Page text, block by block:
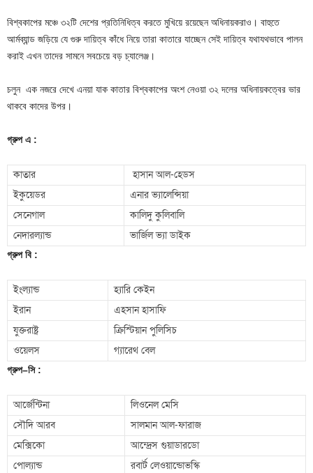
বিশ্বকাপের মঞ্চে ৩২টি দেশের প্রতিনিধিত্ব করতে মুখিয়ে রয়েছেন অধিনায়করাও। বাহুতে
আর্মব্যান্ড জড়িয়ে যে গুরু দায়িত্ব কাঁধে নিয়ে তারা কাতারে যাচ্ছেন সেই দায়িত্ব যথাযথভাবে পালন
করাই এখন তাদের সামনে সবচেয়ে বড় চ্যালেঞ্জ।
চলুন এক নজরে দেখে এনয়া যাক কাতার বিশ্বকাপের অংশ নেওয়া ৩২ দলের অধিনায়কত্বের ভার
থাকবে কাদের উপর।
গ্রুপ এ :
কাতার
হাসান আল-হেডস
ইকুয়েডর
এনার ভ্যালেন্সিয়া
সেনেগাল
কালিদু কুলিবালি
নেদারল্যান্ড
ভার্জিল ভ্যা ডাইক
গ্রুপ বি :
ইংল্যান্ড
হ্যারি কেইন
ইরান
এহসান হাসাফি
যুক্তরাষ্ট্র
ক্রিস্টিয়ান পুলিসিচ
ওয়েলস
গ্যারেথ বেল
গ্রুপ–সি:
আর্জেন্টিনা
লিওনেল মেসি
সৌদি আরব
সালমান আল-ফারাজ
মেক্সিকো
আন্দ্রেস গুয়াডারডো
পোল্যান্ড
রবার্ট লেওয়ান্ডোভস্কি